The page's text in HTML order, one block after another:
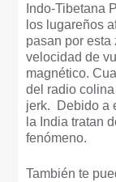
Indo-Tibetana
los lugareños
pasan por esta
velocidad de
magnético.
del radio
jerk. Debido a
la India tratan
fenómeno.
También te